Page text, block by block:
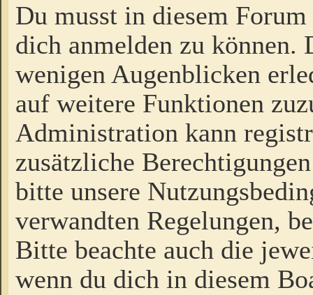
Du musst in diesem
dich anmelden zu
wenigen Augenblicken
auf weitere Funktionen
Administration kann
zusätzliche
bitte unsere
verwandten Regelungen,
Bitte beachte auch die
wenn du dich in diesem